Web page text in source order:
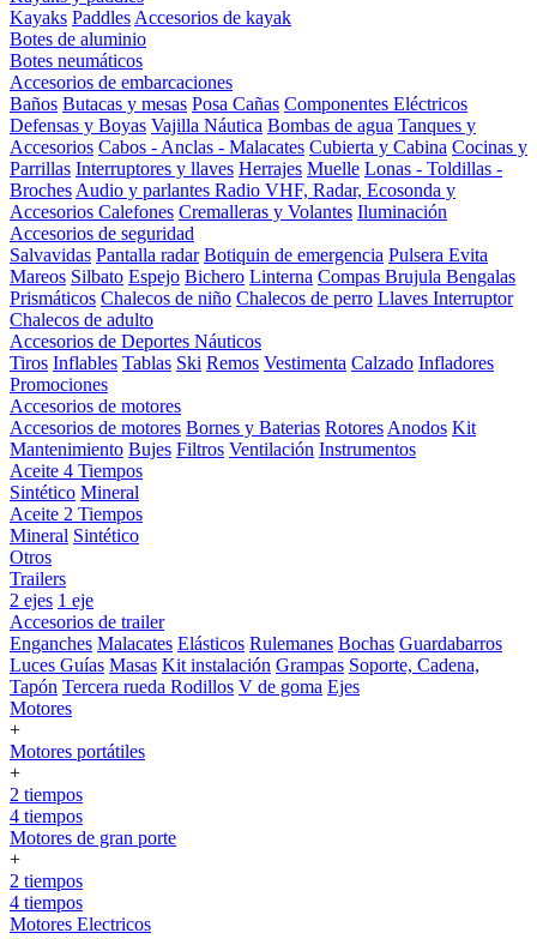
Kayaks Paddles Accesorios de kayak
Botes de aluminio
Botes neumáticos
Accesorios de embarcaciones
Baños Butacas y mesas Posa Cañas Componentes Eléctricos
Defensas y Boyas Vajilla Náutica Bombas de agua Tanques y
Accesorios Cabos - Anclas - Malacates Cubierta y Cabina Cocinas y
Parrillas Interruptores y llaves Herrajes Muelle Lonas - Toldillas -
Broches Audio y parlantes Radio VHF, Radar, Ecosonda y
Accesorios Calefones Cremalleras y Volantes Iluminación
Accesorios de seguridad
Salvavidas Pantalla radar Botiquin de emergencia Pulsera Evita
Mareos Silbato Espejo Bichero Linterna Compas Brujula Bengalas
Prismáticos Chalecos de niño Chalecos de perro Llaves Interruptor
Chalecos de adulto
Accesorios de Deportes Náuticos
Tiros Inflables Tablas Ski Remos Vestimenta Calzado Infladores
Promociones
Accesorios de motores
Accesorios de motores Bornes y Baterias Rotores Anodos Kit
Mantenimiento Bujes Filtros Ventilación Instrumentos
Aceite 4 Tiempos
Sintético Mineral
Aceite 2 Tiempos
Mineral Sintético
Otros
Trailers
2 ejes 1 eje
Accesorios de trailer
Enganches Malacates Elásticos Rulemanes Bochas Guardabarros
Luces Guías Masas Kit instalación Grampas Soporte, Cadena,
Tapón Tercera rueda Rodillos V de goma Ejes
Motores
+
Motores portátiles
+
2 tiempos
4 tiempos
Motores de gran porte
+
2 tiempos
4 tiempos
Motores Electricos